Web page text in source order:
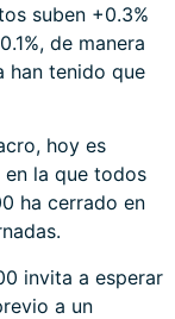
suben +0.3%
de manera
han tenido que
hoy es
en la que todos
ha cerrado en
invita a esperar
a un